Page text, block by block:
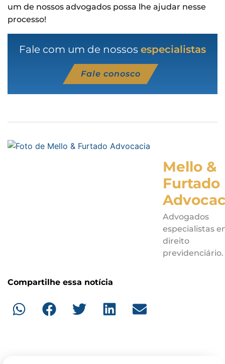
um de nossos advogados possa lhe ajudar nesse
processo!
Fale com um de nossos especialistas
Fale conosco
Mello &
Furtado
Advogados
especialistas
direito
previdenciário.
Compartilhe essa notícia